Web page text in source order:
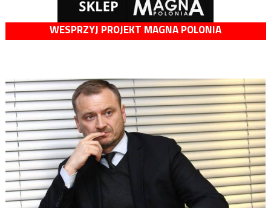
WESPRZYJ PROJEKT MAGNA POLONIA